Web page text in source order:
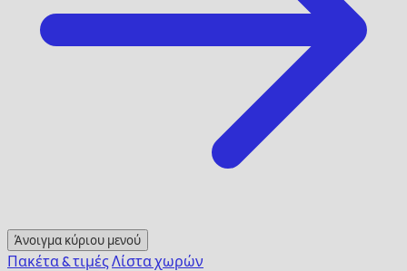
Άνοιγμα κύριου μενού
Πακέτα & τιμέςΛίστα χωρών